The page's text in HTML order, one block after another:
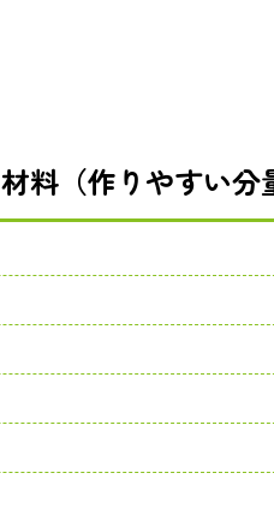
材料（作りやすい分